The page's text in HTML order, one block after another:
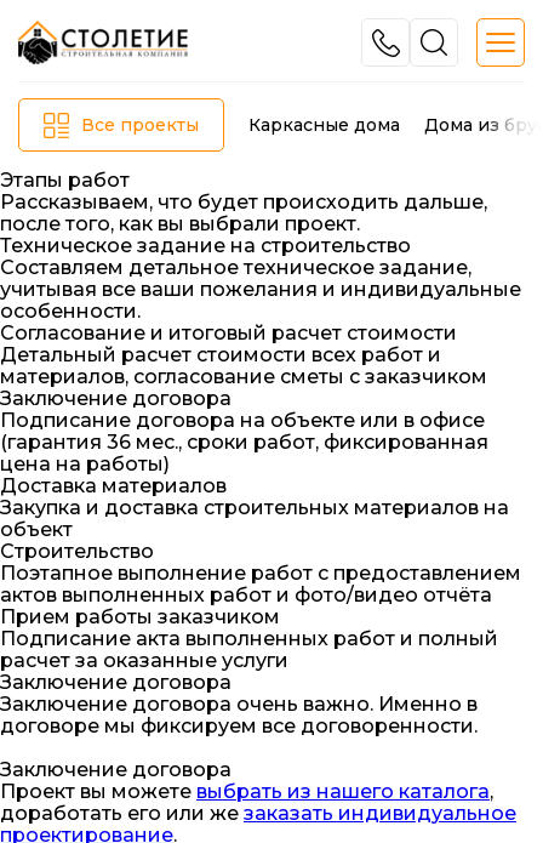
Все проекты Каркасные дома Дома из
Этапы работ
Рассказываем, что будет происходить дальше,
после того, как вы выбрали проект.
Техническое задание на строительство
Составляем детальное техническое задание,
учитывая все ваши пожелания и индивидуальные
особенности.
Согласование и итоговый расчет стоимости
Детальный расчет стоимости всех работ и
материалов, согласование сметы с заказчиком
Заключение договора
Подписание договора на объекте или в офисе
(гарантия 36 мес., сроки работ, фиксированная
цена на работы)
Доставка материалов
Закупка и доставка строительных материалов на
объект
Строительство
Поэтапное выполнение работ с предоставлением
актов выполненных работ и фото/видео отчёта
Прием работы заказчиком
Подписание акта выполненных работ и полный
расчет за оказанные услуги
Заключение договора
Заключение договора очень важно. Именно в
договоре мы фиксируем все договоренности.
Заключение договора
Проект вы можете выбрать из нашего каталога,
доработать его или же заказать индивидуальное
проектирование.